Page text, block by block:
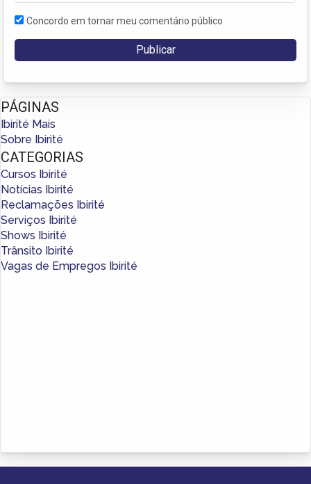
Concordo em tornar meu comentário público
PÁGINAS
Ibirité Mais
Sobre Ibirité
CATEGORIAS
Cursos Ibirité
Notícias Ibirité
Reclamações Ibirité
Serviços Ibirité
Shows Ibirité
Trânsito Ibirité
Vagas de Empregos Ibirité